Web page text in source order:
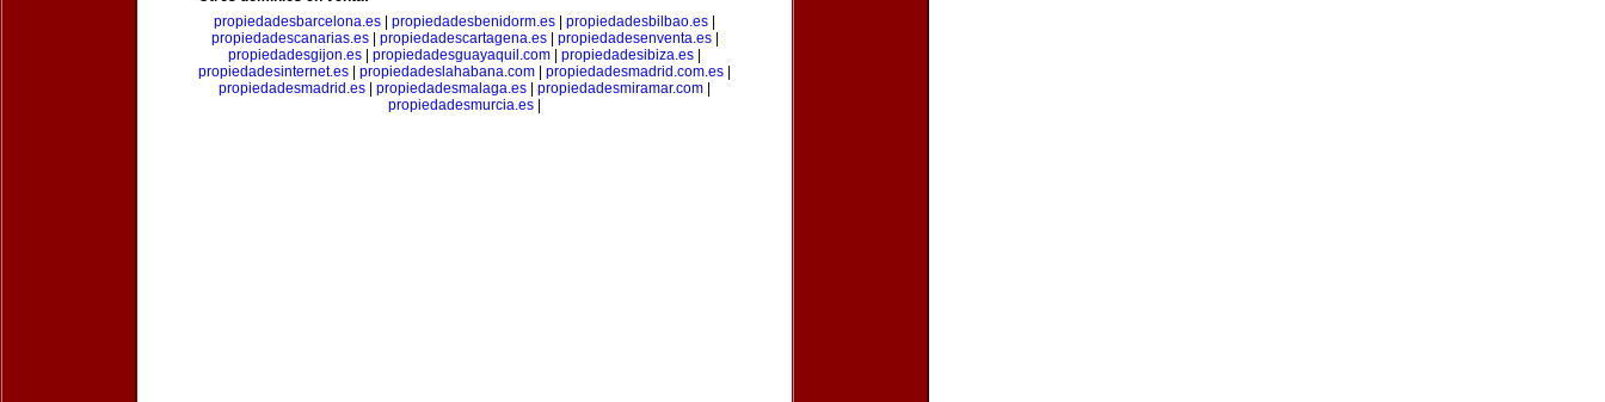
propiedadesbarcelona.es
propiedadesbenidorm.es propiedadesbilbao.es
propiedadescanarias.es| propiedadescartagena.es| propiedadesenventa.es|
propiedadesgijon.es
propiedadesguayaquil.com propiedadesibiza.es
propiedadesinternet.es
propiedadeslahabana.com propiedadesmadrid.com.es
propiedadesmadrid.es
propiedadesmalaga.es propiedadesmiramar.com
propiedadesmurcia.es